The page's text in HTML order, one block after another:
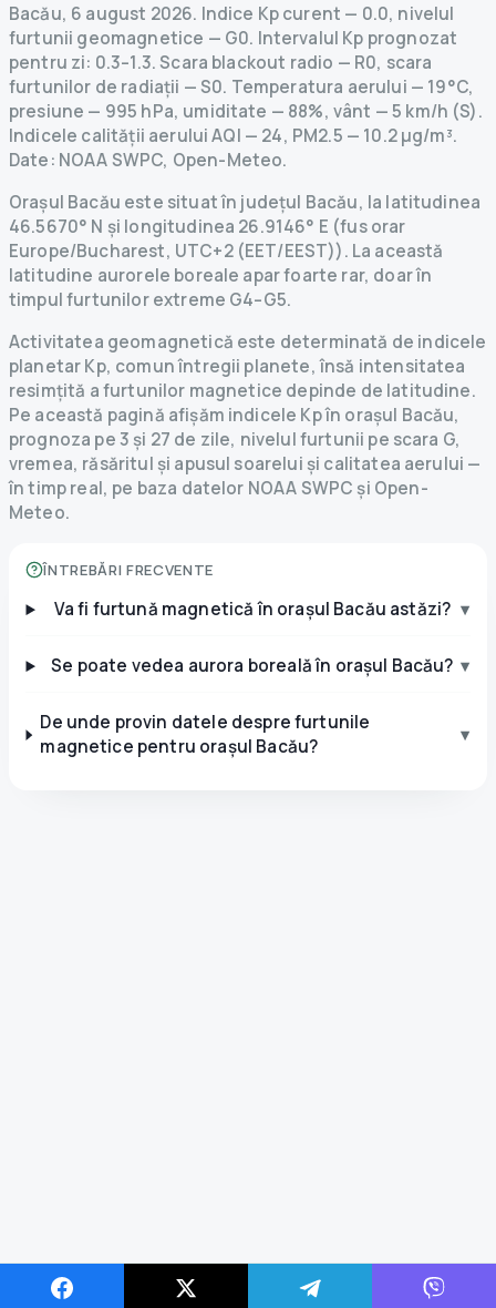
Bacău, 6 august 2026. Indice Kp curent — 0.0, nivelul
furtunii geomagnetice — G0. Intervalul Kp prognozat
pentru zi: 0.3–1.3. Scara blackout radio — R0, scara
furtunilor de radiații — S0. Temperatura aerului — 19°C,
presiune — 995 hPa, umiditate — 88%, vânt — 5 km/h (S).
Indicele calității aerului AQI — 24, PM2.5 — 10.2 µg/m³.
Date: NOAA SWPC, Open-Meteo.
Orașul Bacău este situat în județul Bacău, la latitudinea
46.5670° N și longitudinea 26.9146° E (fus orar
Europe/Bucharest, UTC+2 (EET/EEST)). La această
latitudine aurorele boreale apar foarte rar, doar în
timpul furtunilor extreme G4–G5.
Activitatea geomagnetică este determinată de indicele
planetar Kp, comun întregii planete, însă intensitatea
resimțită a furtunilor magnetice depinde de latitudine.
Pe această pagină afișăm indicele Kp în orașul Bacău,
prognoza pe 3 și 27 de zile, nivelul furtunii pe scara G,
vremea, răsăritul și apusul soarelui și calitatea aerului —
în timp real, pe baza datelor NOAA SWPC și Open-
Meteo.
ÎNTREBĂRI FRECVENTE
Va fi furtună magnetică în orașul Bacău astăzi? ▾
Se poate vedea aurora boreală în orașul Bacău? ▾
De unde provin datele despre furtunile
magnetice pentru orașul Bacău?
▾